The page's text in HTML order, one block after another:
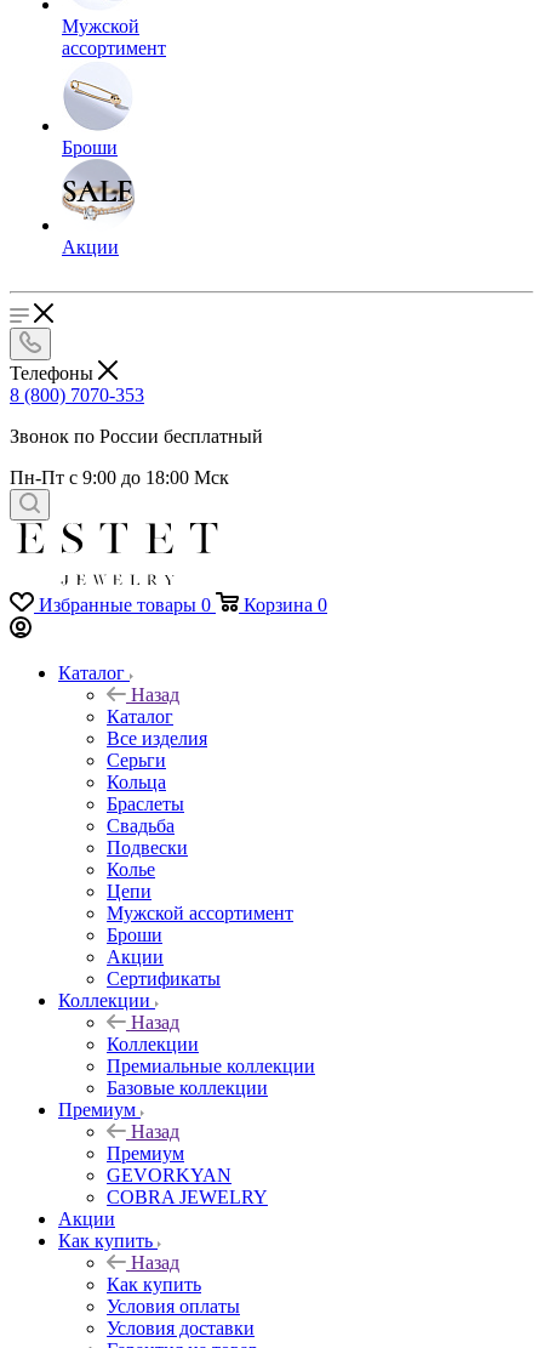
Мужской
ассортимент
Броши
Акции
Телефоны
8 (800) 7070-353
Звонок по России бесплатный
Пн-Пт с 9:00 до 18:00 Мск
Избранные товары 0 Корзина 0
Каталог
Назад
Каталог
Все изделия
Серьги
Кольца
Браслеты
Свадьба
Подвески
Колье
Цепи
Мужской ассортимент
Броши
Акции
Сертификаты
Коллекции
Назад
Коллекции
Премиальные коллекции
Базовые коллекции
Премиум
Назад
Премиум
GEVORKYAN
COBRA JEWELRY
Акции
Как купить
Назад
Как купить
Условия оплаты
Условия доставки